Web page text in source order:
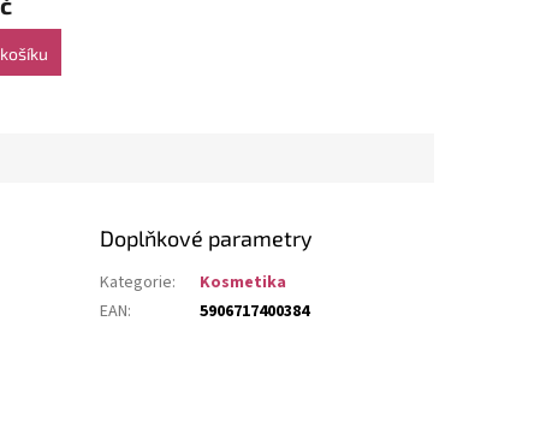
Doplňkové parametry
Kategorie:
Kosmetika
EAN: 5906717400384